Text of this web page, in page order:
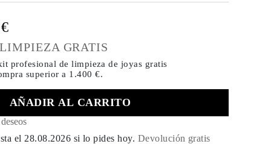
GRATIS
profesional de limpieza de joyas gratis
superior a 1.400 €.
AÑADIR AL CARRITO
el 28.08.2026 si lo pides hoy. Devolución gratis